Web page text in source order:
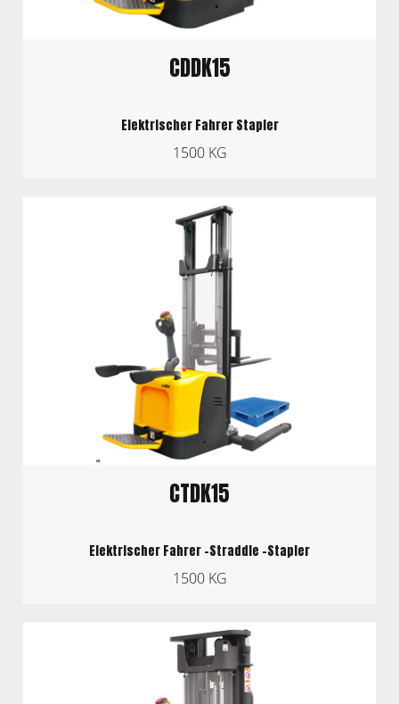
CDDK15
Elektrischer Fahrer Stapler
1500 KG
CTDK15
Elektrischer Fahrer -Straddle -Stapler
1500 KG